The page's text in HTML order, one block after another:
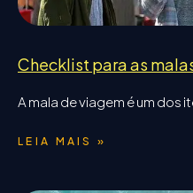
Checklist para as
A mala de viagem é um dos
LEIA MAIS »